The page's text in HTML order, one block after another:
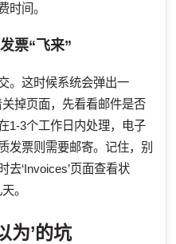
时间。
票“飞来”
。这时候系统会弹出一
关掉页面，先看看邮件是否
1-3个工作日内处理，电子
发票则需要邮寄。记住，别
去‘Invoices’页面查看状
。
为’的坑